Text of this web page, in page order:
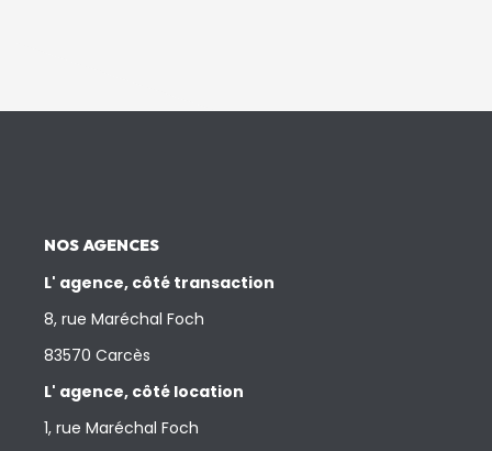
NOS AGENCES
L' agence, côté transaction
8, rue Maréchal Foch
83570 Carcès
L' agence, côté location
1, rue Maréchal Foch